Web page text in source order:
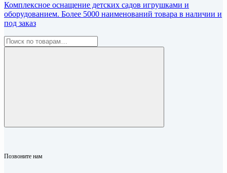
Комплексное оснащение детских садов игрушками и
оборудованием. Более 5000 наименований товара в наличии и
под заказ
Позвоните нам